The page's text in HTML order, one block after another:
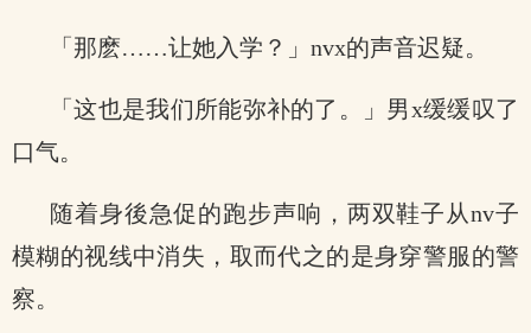
「那麽……让她入学？」nvx的声音迟疑。
「这也是我们所能弥补的了。」男x缓缓叹了
口气。
随着身後急促的跑步声响，两双鞋子从nv子
模糊的视线中消失，取而代之的是身穿警服的警
察。